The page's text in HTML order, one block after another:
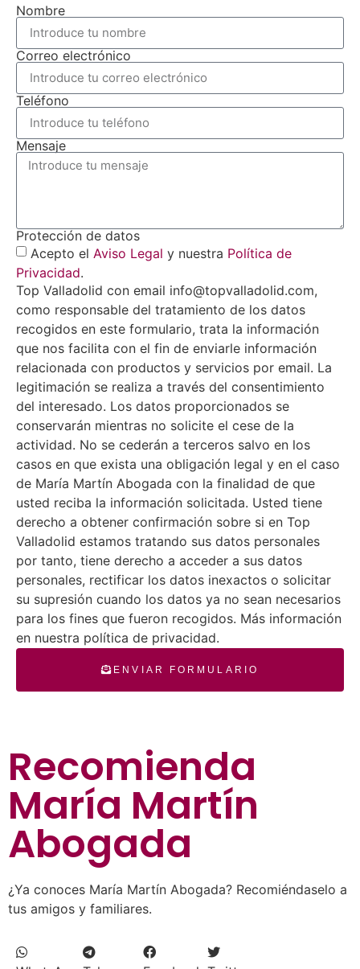
Nombre
Correo electrónico
Teléfono
Mensaje
Protección de datos
Acepto el Aviso Legal y nuestra Política de
Privacidad.
Top Valladolid con email info@topvalladolid.com,
como responsable del tratamiento de los datos
recogidos en este formulario, trata la información
que nos facilita con el fin de enviarle información
relacionada con productos y servicios por email. La
legitimación se realiza a través del consentimiento
del interesado. Los datos proporcionados se
conservarán mientras no solicite el cese de la
actividad. No se cederán a terceros salvo en los
casos en que exista una obligación legal y en el caso
de María Martín Abogada con la finalidad de que
usted reciba la información solicitada. Usted tiene
derecho a obtener confirmación sobre si en Top
Valladolid estamos tratando sus datos personales
por tanto, tiene derecho a acceder a sus datos
personales, rectificar los datos inexactos o solicitar
su supresión cuando los datos ya no sean necesarios
para los fines que fueron recogidos. Más información
en nuestra política de privacidad.
ENVIAR FORMULARIO
Recomienda
María Martín
Abogada
¿Ya conoces María Martín Abogada? Recomiéndaselo a
tus amigos y familiares.